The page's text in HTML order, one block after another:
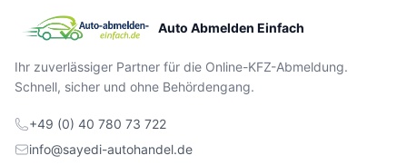
Auto Abmelden Einfach
Ihr zuverlässiger Partner für die Online-KFZ-Abmeldung.
Schnell, sicher und ohne Behördengang.
+49 (0) 40 780 73 722
info@sayedi-autohandel.de